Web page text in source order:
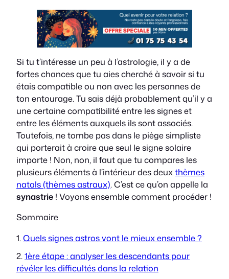
Si tu t’intéresse un peu à l’astrologie, il y a de
fortes chances que tu aies cherché à savoir si tu
étais compatible ou non avec les personnes de
ton entourage. Tu sais déjà probablement qu’il y a
une certaine compatibilité entre les signes et
entre les éléments auxquels ils sont associés.
Toutefois, ne tombe pas dans le piège simpliste
qui porterait à croire que seul le signe solaire
importe ! Non, non, il faut que tu compares les
plusieurs éléments à l’intérieur des deuxthèmes
natals (thèmes astraux). C’est ce qu’on appelle la
synastrie ! Voyons ensemble comment procéder !
Sommaire
Quels signes astros vont le mieux ensemble ?
1ère étape : analyser les descendants pour
révéler les difficultés dans la relation